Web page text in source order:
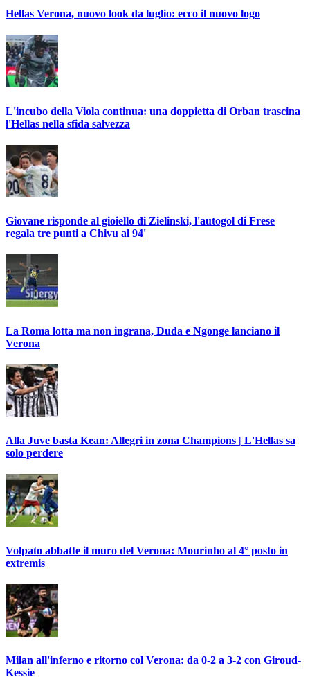
Hellas Verona, nuovo look da luglio: ecco il nuovo logo
L'incubo della Viola continua: una doppietta di Orban trascina
l'Hellas nella sfida salvezza
Giovane risponde al gioiello di Zielinski, l'autogol di Frese
regala tre punti a Chivu al 94'
La Roma lotta ma non ingrana, Duda e Ngonge lanciano il
Verona
Alla Juve basta Kean: Allegri in zona Champions | L'Hellas sa
solo perdere
Volpato abbatte il muro del Verona: Mourinho al 4° posto in
extremis
Milan all'inferno e ritorno col Verona: da 0-2 a 3-2 con Giroud-
Kessie